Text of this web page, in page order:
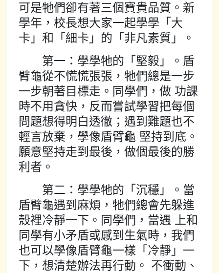
可是牠們卻有著三個寶貴品質。新
學年，校長想大家一起學學「大
卡」和「細卡」的「非凡素質」。
第一：學學牠的「堅毅」。盾
臂龜從不慌慌張張，牠們總是一步
一步朝著目標走。同學們，做 功課
時不用貪快，反而嘗試學習把每個
問題想得明白透徹；遇到難題也不
輕言放棄，學像盾臂龜 堅持到底。
願意堅持走到最後，做個最後的勝
利者。
第二：學學牠的「沉穩」。當
盾臂龜遇到麻煩，牠們總會先躲進
殼裡冷靜一下。同學們，當遇 上和
同學有小矛盾或感到生氣時，我們
也可以學像盾臂龜一樣「冷靜」一
下，想清楚辦法再行動。 不衝動、